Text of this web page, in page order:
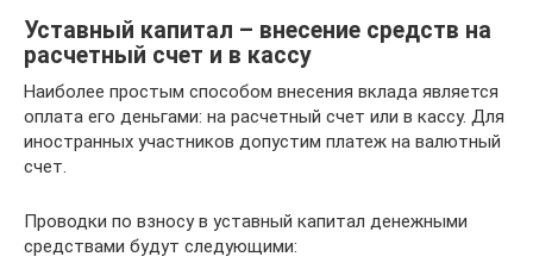
Уставный капитал – внесение средств на
расчетный счет и в кассу
Наиболее простым способом внесения вклада является
оплата его деньгами: на расчетный счет или в кассу. Для
иностранных участников допустим платеж на валютный
счет.
Проводки по взносу в уставный капитал денежными
средствами будут следующими: